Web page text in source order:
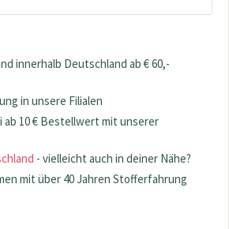
innerhalb Deutschland ab € 60,-
in unsere Filialen
10 € Bestellwert mit unserer
- vielleicht auch in deiner Nähe?
mit über 40 Jahren Stofferfahrung